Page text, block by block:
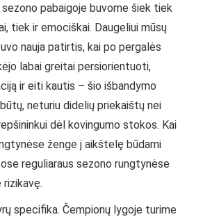
sezono pabaigoje buvome šiek tiek
tiek ir emociškai. Daugeliui mūsų
nauja patirtis, kai po pergalės
labai greitai persiorientuoti,
ir eiti kautis – šio išbandymo
neturiu didelių priekaištų nei
dėl kovingumo stokos. Kai
žengė į aikštelę būdami
reguliaraus sezono rungtynėse
specifika. Čempionų lygoje turime